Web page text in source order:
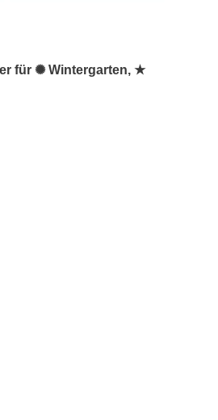
für ✺ Wintergarten, ★